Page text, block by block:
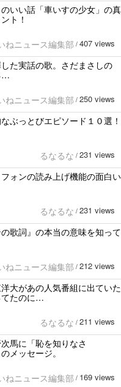
いい話「車いすの少女」の真
ト！
ねニュース編集部 / 407 views
た実話の歌。さだまさしの
…
ねニュース編集部 / 250 views
ぶっとびエピソード１０選！
るなるな / 231 views
ォンの読み上げ機能の面白い
るなるな / 231 views
歌詞』の本当の意味を知って
ねニュース編集部 / 212 views
大があの人気番組に出ていた
たのに…
るなるな / 211 views
馬に「恥を知りなさ
メッセージ。
ねニュース編集部 / 169 views